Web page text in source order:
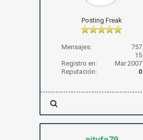
Posting Freak
Mensajes:
757
15
Registro en:
Mar 2007
Reputación:
0